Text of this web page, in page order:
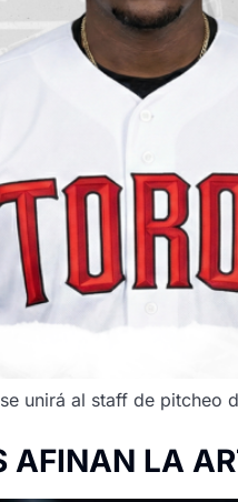
unirá al staff de
AFINAN LA